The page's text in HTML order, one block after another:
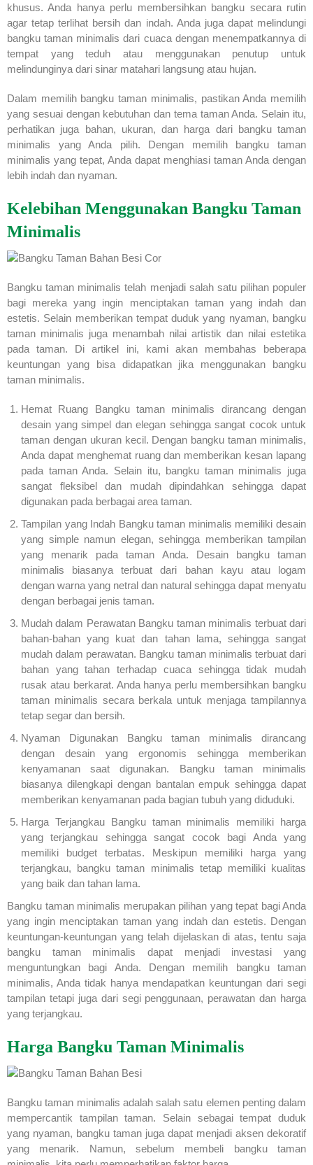
khusus. Anda hanya perlu membersihkan bangku secara rutin
agar tetap terlihat bersih dan indah. Anda juga dapat melindungi
bangku taman minimalis dari cuaca dengan menempatkannya di
tempat yang teduh atau menggunakan penutup untuk
melindunginya dari sinar matahari langsung atau hujan.
Dalam memilih bangku taman minimalis, pastikan Anda memilih
yang sesuai dengan kebutuhan dan tema taman Anda. Selain itu,
perhatikan juga bahan, ukuran, dan harga dari bangku taman
minimalis yang Anda pilih. Dengan memilih bangku taman
minimalis yang tepat, Anda dapat menghiasi taman Anda dengan
lebih indah dan nyaman.
Kelebihan Menggunakan Bangku Taman
Minimalis
Bangku taman minimalis telah menjadi salah satu pilihan populer
bagi mereka yang ingin menciptakan taman yang indah dan
estetis. Selain memberikan tempat duduk yang nyaman, bangku
taman minimalis juga menambah nilai artistik dan nilai estetika
pada taman. Di artikel ini, kami akan membahas beberapa
keuntungan yang bisa didapatkan jika menggunakan bangku
taman minimalis.
Hemat Ruang Bangku taman minimalis dirancang dengan
desain yang simpel dan elegan sehingga sangat cocok untuk
taman dengan ukuran kecil. Dengan bangku taman minimalis,
Anda dapat menghemat ruang dan memberikan kesan lapang
pada taman Anda. Selain itu, bangku taman minimalis juga
sangat fleksibel dan mudah dipindahkan sehingga dapat
digunakan pada berbagai area taman.
Tampilan yang Indah Bangku taman minimalis memiliki desain
yang simple namun elegan, sehingga memberikan tampilan
yang menarik pada taman Anda. Desain bangku taman
minimalis biasanya terbuat dari bahan kayu atau logam
dengan warna yang netral dan natural sehingga dapat menyatu
dengan berbagai jenis taman.
Mudah dalam Perawatan Bangku taman minimalis terbuat dari
bahan-bahan yang kuat dan tahan lama, sehingga sangat
mudah dalam perawatan. Bangku taman minimalis terbuat dari
bahan yang tahan terhadap cuaca sehingga tidak mudah
rusak atau berkarat. Anda hanya perlu membersihkan bangku
taman minimalis secara berkala untuk menjaga tampilannya
tetap segar dan bersih.
Nyaman Digunakan Bangku taman minimalis dirancang
dengan desain yang ergonomis sehingga memberikan
kenyamanan saat digunakan. Bangku taman minimalis
biasanya dilengkapi dengan bantalan empuk sehingga dapat
memberikan kenyamanan pada bagian tubuh yang diduduki.
Harga Terjangkau Bangku taman minimalis memiliki harga
yang terjangkau sehingga sangat cocok bagi Anda yang
memiliki budget terbatas. Meskipun memiliki harga yang
terjangkau, bangku taman minimalis tetap memiliki kualitas
yang baik dan tahan lama.
Bangku taman minimalis merupakan pilihan yang tepat bagi Anda
yang ingin menciptakan taman yang indah dan estetis. Dengan
keuntungan-keuntungan yang telah dijelaskan di atas, tentu saja
bangku taman minimalis dapat menjadi investasi yang
menguntungkan bagi Anda. Dengan memilih bangku taman
minimalis, Anda tidak hanya mendapatkan keuntungan dari segi
tampilan tetapi juga dari segi penggunaan, perawatan dan harga
yang terjangkau.
Harga Bangku Taman Minimalis
Bangku taman minimalis adalah salah satu elemen penting dalam
mempercantik tampilan taman. Selain sebagai tempat duduk
yang nyaman, bangku taman juga dapat menjadi aksen dekoratif
yang menarik. Namun, sebelum membeli bangku taman